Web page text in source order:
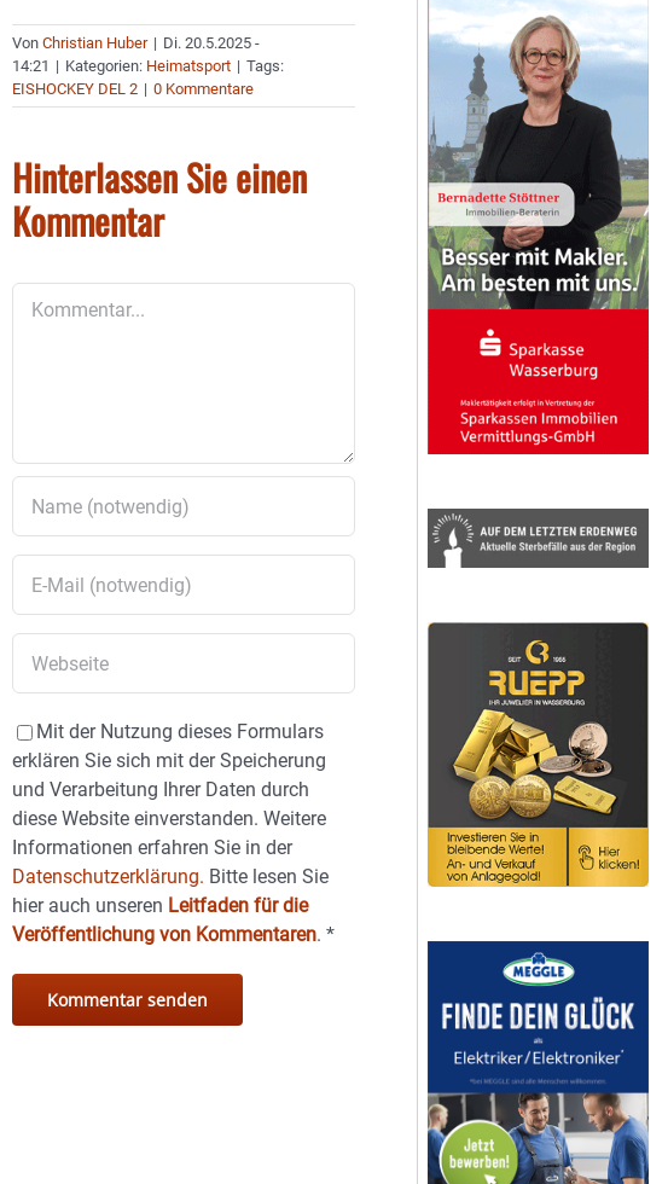
VonChristian Huber | Di. 20.5.2025 -
14:21 | Kategorien: Heimatsport | Tags:
EISHOCKEY DEL 2 | 0 Kommentare
Hinterlassen Sie einen
Kommentar
Mit der Nutzung dieses Formulars
erklären Sie sich mit der Speicherung
und Verarbeitung Ihrer Daten durch
diese Website einverstanden. Weitere
Informationen erfahren Sie in der
Datenschutzerklärung. Bitte lesen Sie
hier auch unseren Leitfaden für die
Veröffentlichung von Kommentaren.*